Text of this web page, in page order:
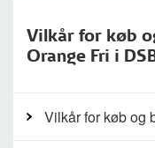
Vilkår for køb
Orange Fri i
Vilkår for køb og